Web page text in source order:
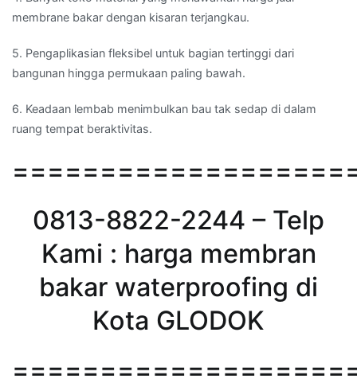
membrane bakar dengan kisaran terjangkau.
5. Pengaplikasian fleksibel untuk bagian tertinggi dari
bangunan hingga permukaan paling bawah.
6. Keadaan lembab menimbulkan bau tak sedap di dalam
ruang tempat beraktivitas.
0813-8822-2244 – Telp
Kami : harga membran
bakar waterproofing di
Kota GLODOK